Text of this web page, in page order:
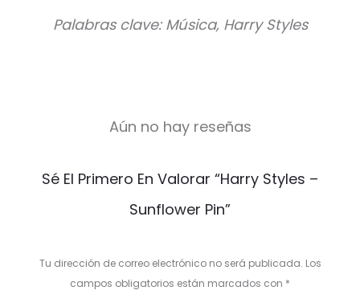
Palabras clave: Música, Harry Styles
Aún no hay reseñas
Sé El Primero En Valorar “Harry Styles –
Sunflower Pin”
Tu dirección de correo electrónico no será publicada. Los
campos obligatorios están marcados con *